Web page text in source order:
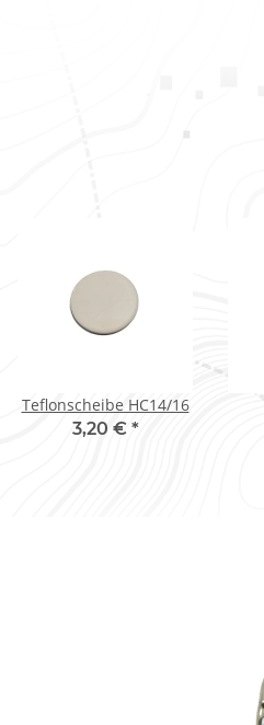
Teflonscheibe HC14/16
3,20 € *